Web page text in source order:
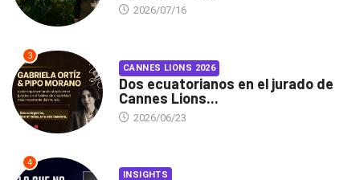
2026/07/16
3
CANNES LIONS 2026
Dos ecuatorianos en el jurado de
Cannes Lions...
2026/06/23
4
INSIGHTS